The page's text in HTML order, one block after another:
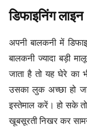
डिफाइनिंग लाइन
अपनी बालकनी में
बालकनी ज्यादा बड़ी
जाता है तो यह घेरे का
उसका लुक अच्छा हो
इस्तेमाल करें। हो सके
खूबसूरती निखर कर